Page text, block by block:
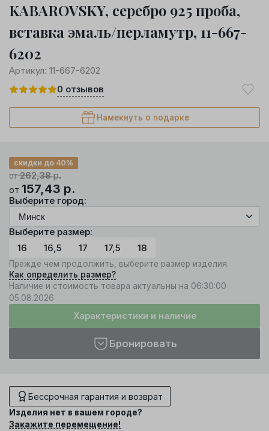
KABAROVSKY, серебро 925 проба,
вставка эмаль/перламутр, 11-667-
6202
Артикул: 11-667-6202
0 отзывов
Намекнуть о подарке
от262,38р.
скидки до 40%
от 157,43 р.
Выберите город:
Выберите размер:
16
16,5 17 17,5 18
Прежде чем продолжить, выберите размер изделия.
Как определить размер?
Наличие и стоимость товара актуальны на 06:30:00
05.08.2026
Характеристики и наличие
Бронировать
Бессрочная гарантия и возврат
Изделия нет в вашем городе?
Закажите перемещение!